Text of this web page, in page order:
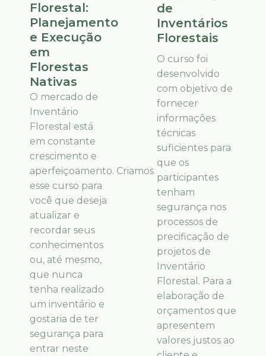
Florestal:
Planejamento
e Execução
em
Florestas
Nativas
O mercado de
Inventário
Florestal está
em constante
crescimento e
aperfeiçoamento. Criamos
esse curso para
você que deseja
atualizar e
recordar seus
conhecimentos
ou, até mesmo,
que nunca
tenha realizado
um inventário e
gostaria de ter
segurança para
entrar neste
de
Inventários
Florestais
O curso foi
desenvolvido
com objetivo de
fornecer
informações
técnicas
suficientes para
que os
participantes
tenham
segurança nos
processos de
precificação de
projetos de
Inventário
Florestal. Para a
elaboração de
orçamentos que
apresentem
valores justos ao